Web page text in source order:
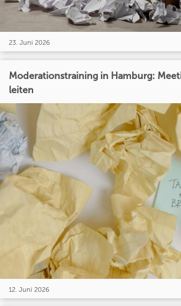
23. Juni 2026
Moderationstraining in Hamburg:
leiten
12. Juni 2026